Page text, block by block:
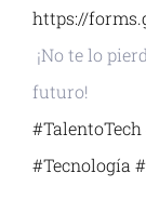
https://
¡No te lo
futuro!
#TalentoTech
#Tecnología